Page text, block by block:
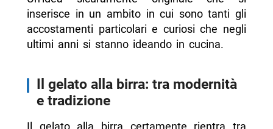
inserisce in un ambito in cui sono tanti gli
accostamenti particolari e curiosi che negli
ultimi anni si stanno ideando in cucina.
Il gelato alla birra: tra modernità
e tradizione
Il gelato alla birra certamente rientra tra